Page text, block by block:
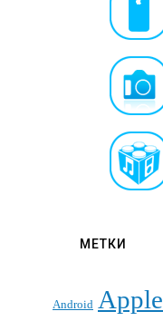
МЕТКИ
Android Apple